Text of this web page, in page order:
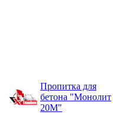
Пропитка для
бетона "Монолит
20М"